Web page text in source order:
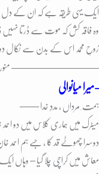
ایک یہی طریقہ ہے کہ ان کے دل
وہ فاقہ کش کہ موت سے ڈرتا نہیں
رُوحِ محمد اس کے بدن سے نکال
———————–
—–
میرا میانوالی-
ہمت ِ مرداں ، مددِ خدا ——
میٹرک میں ہماری کلاس میں دو
دوسرا چھوٹے قد کا ، جسے ہم احمد
معاش میں کراچی چلا گیا – وہاں